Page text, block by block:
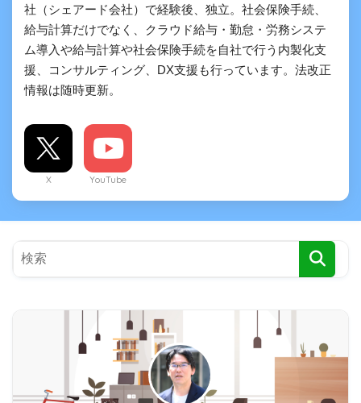
社（シェアード会社）で経験後、独立。社会保険手続、
給与計算だけでなく、クラウド給与・勤怠・労務システ
ム導入や給与計算や社会保険手続を自社で行う内製化支
援、コンサルティング、DX支援も行っています。法改正
情報は随時更新。
X YouTube